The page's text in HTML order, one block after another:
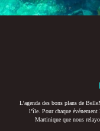
L’agenda des bons plans de
l’île. Pour chaque
Martinique que nous